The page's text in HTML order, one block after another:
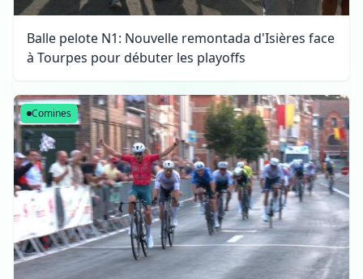
Balle pelote N1: Nouvelle remontada d'Isières face
à Tourpes pour débuter les playoffs
Comines